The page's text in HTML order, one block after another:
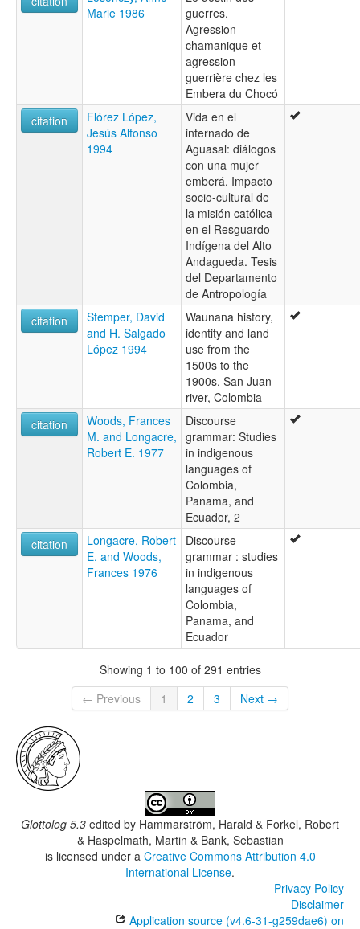
Marie 1986
guerres.
Agression
chamanique et
agression
guerrière chez les
Embera du Chocó
citation
Flórez López,
Jesús Alfonso
1994
Vida en el
internado de
Aguasal: diálogos
con una mujer
emberá. Impacto
socio-cultural de
la misión católica
en el Resguardo
Indígena del Alto
Andagueda. Tesis
del Departamento
de Antropología
citation
Stemper, David
and H. Salgado
López 1994
Waunana history,
identity and land
use from the
1500s to the
1900s, San Juan
river, Colombia
citation
Woods, Frances
M. and Longacre,
Robert E. 1977
Discourse
grammar: Studies
in indigenous
languages of
Colombia,
Panama, and
Ecuador, 2
citation
Longacre, Robert
E. and Woods,
Frances 1976
Discourse
grammar : studies
in indigenous
languages of
Colombia,
Panama, and
Ecuador
Showing 1 to 100 of 291 entries
← Previous
1 2 3 Next →
Glottolog 5.3 edited by Hammarström, Harald & Forkel, Robert
& Haspelmath, Martin & Bank, Sebastian
is licensed under a Creative Commons Attribution 4.0
International License.
Privacy Policy
Disclaimer
Application source (v4.6-31-g259dae6) on